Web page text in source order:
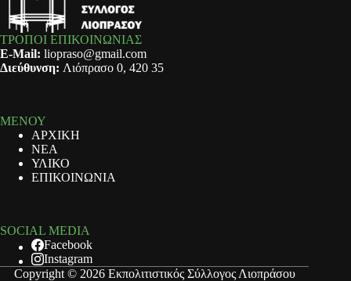
ΤΡΟΠΟΙ ΕΠΙΚΟΙΝΩΝΙΑΣ
E-Mail: liopraso@gmail.com
Διεύθυνση: Λιόπρασο 0, 420 35
ΜΕΝΟΥ
ΑΡΧΙΚΗ
ΝΕΑ
ΥΛΙΚΟ
ΕΠΙΚΟΙΝΩΝΙΑ
SOCIAL MEDIA
Facebook
Instagram
Copyright © 2026 Εκπολιτιστικός Σύλλογος Λιοπράσου